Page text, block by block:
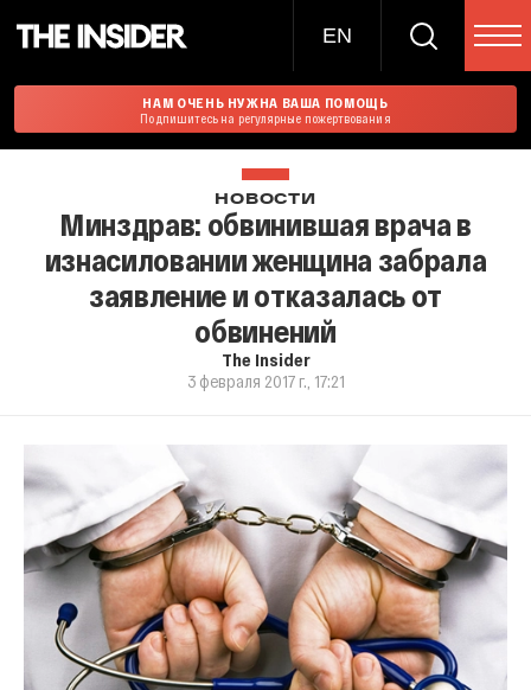
EN
НАМ ОЧЕНЬ НУЖНА ВАША ПОМОЩЬ
Подпишитесь на регулярные пожертвования
НОВОСТИ
Минздрав: обвинившая врача в
изнасиловании женщина забрала
заявление и отказалась от
обвинений
The Insider
3 февраля 2017 г., 17:21